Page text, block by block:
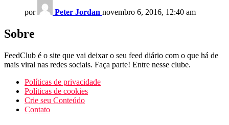
por Peter Jordan novembro 6, 2016, 12:40 am
Sobre
FeedClub é o site que vai deixar o seu feed diário com o que há de
mais viral nas redes sociais. Faça parte! Entre nesse clube.
Políticas de privacidade
Políticas de cookies
Crie seu Conteúdo
Contato